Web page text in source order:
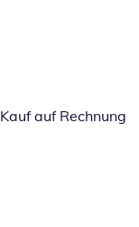
Kauf auf Rechnung